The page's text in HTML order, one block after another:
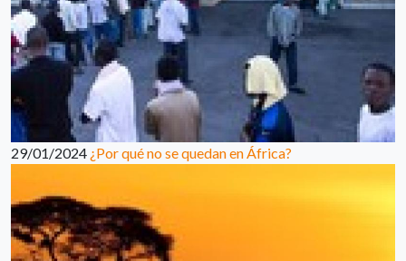
29/01/2024 ¿Por qué no se quedan en África?